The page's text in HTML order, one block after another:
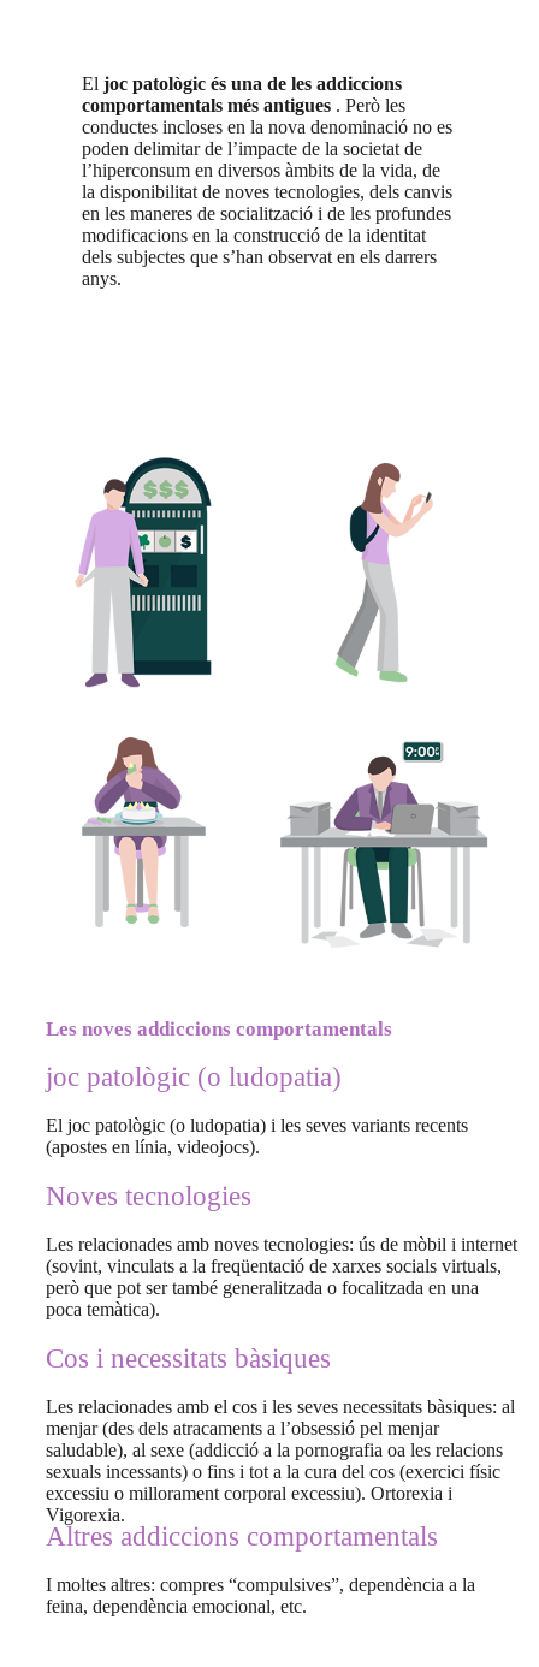
El joc patològic és una de les addiccions
comportamentals més antigues . Però les
conductes incloses en la nova denominació no es
poden delimitar de l’impacte de la societat de
l’hiperconsum en diversos àmbits de la vida, de
la disponibilitat de noves tecnologies, dels canvis
en les maneres de socialització i de les profundes
modificacions en la construcció de la identitat
dels subjectes que s’han observat en els darrers
anys.
Les noves addiccions comportamentals
joc patològic (o ludopatia)
El joc patològic (o ludopatia) i les seves variants recents
(apostes en línia, videojocs).
Noves tecnologies
Les relacionades amb noves tecnologies: ús de mòbil i internet
(sovint, vinculats a la freqüentació de xarxes socials virtuals,
però que pot ser també generalitzada o focalitzada en una
poca temàtica).
Cos i necessitats bàsiques
Les relacionades amb el cos i les seves necessitats bàsiques: al
menjar (des dels atracaments a l’obsessió pel menjar
saludable), al sexe (addicció a la pornografia oa les relacions
sexuals incessants) o fins i tot a la cura del cos (exercici físic
excessiu o millorament corporal excessiu). Ortorexia i
Vigorexia.
Altres addiccions comportamentals
I moltes altres: compres “compulsives”, dependència a la
feina, dependència emocional, etc.